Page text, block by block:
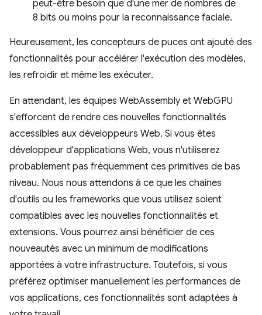
peut-être besoin que d'une mer de nombres de
8 bits ou moins pour la reconnaissance faciale.
Heureusement, les concepteurs de puces ont ajouté des
fonctionnalités pour accélérer l'exécution des modèles,
les refroidir et même les exécuter.
En attendant, les équipes WebAssembly et WebGPU
s'efforcent de rendre ces nouvelles fonctionnalités
accessibles aux développeurs Web. Si vous êtes
développeur d'applications Web, vous n'utiliserez
probablement pas fréquemment ces primitives de bas
niveau. Nous nous attendons à ce que les chaînes
d'outils ou les frameworks que vous utilisez soient
compatibles avec les nouvelles fonctionnalités et
extensions. Vous pourrez ainsi bénéficier de ces
nouveautés avec un minimum de modifications
apportées à votre infrastructure. Toutefois, si vous
préférez optimiser manuellement les performances de
vos applications, ces fonctionnalités sont adaptées à